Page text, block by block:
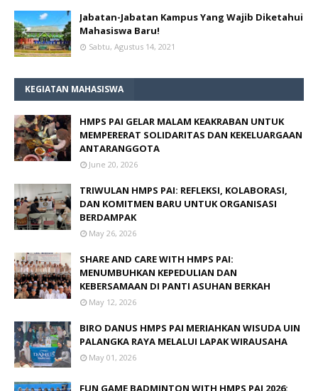
Jabatan-Jabatan Kampus Yang Wajib Diketahui
Mahasiswa Baru!
Sabtu, Agustus 14, 2021
KEGIATAN MAHASISWA
HMPS PAI GELAR MALAM KEAKRABAN UNTUK
MEMPERERAT SOLIDARITAS DAN KEKELUARGAAN
ANTARANGGOTA
June 20, 2026
TRIWULAN HMPS PAI: REFLEKSI, KOLABORASI,
DAN KOMITMEN BARU UNTUK ORGANISASI
BERDAMPAK
May 26, 2026
SHARE AND CARE WITH HMPS PAI:
MENUMBUHKAN KEPEDULIAN DAN
KEBERSAMAAN DI PANTI ASUHAN BERKAH
May 12, 2026
BIRO DANUS HMPS PAI MERIAHKAN WISUDA UIN
PALANGKA RAYA MELALUI LAPAK WIRAUSAHA
May 01, 2026
FUN GAME BADMINTON WITH HMPS PAI 2026: